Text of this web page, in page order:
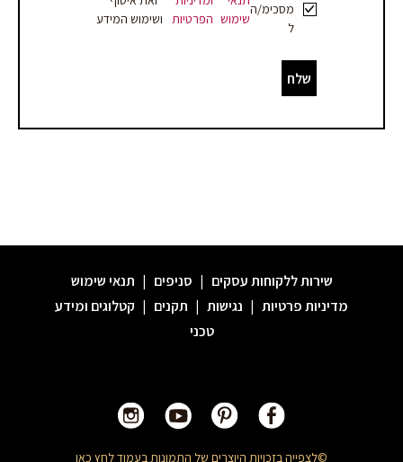
מסכימ/ה
ל
שימוש הפרטיות
ושימוש המידע
שלח
שירות ללקוחות עסקים | סניפים | תנאי שימוש
מדיניות פרטיות | נגישות | תקנים | קטלוגים ומידע
טכני
©לצפייה בזכויות היוצרים של התמונות בעמודלחץ כאן